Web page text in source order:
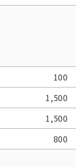
100
1,500
1,500
800